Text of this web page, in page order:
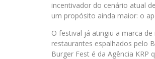
incentivador do cenário atual
um propósito ainda maior: o
O festival já atingiu a marca
restaurantes espalhados pelo
Burger Fest é da Agência KRP